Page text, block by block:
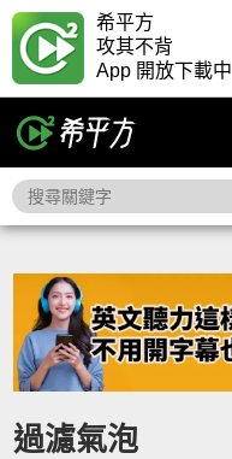
希平方
攻其不背
App 開放下載中
過濾氣泡